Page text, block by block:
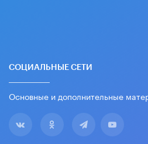
СОЦИАЛЬНЫЕ СЕТИ
Основные и дополнительные